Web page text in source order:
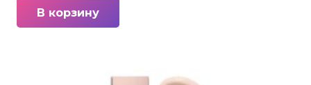
В корзину